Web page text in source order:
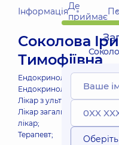
ІнформаціяДе
приймає
Соколова
Тимофіївна
Ендокринолог;
Ендокринолог дитячий;
Лікар з ультразвукової
Лікар загальної практики -
лікар;
Терапевт;